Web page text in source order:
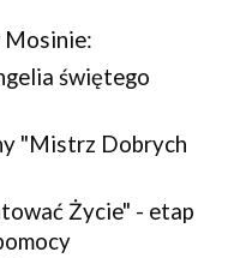
Mosinie:
świętego
"Mistrz Dobrych
Życie" - etap